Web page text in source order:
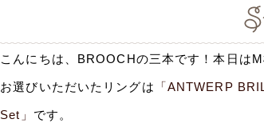
こんにちは、BROOCHの三本です！本日は
お選びいただいたリングは 「ANTWERP
Set」 です。